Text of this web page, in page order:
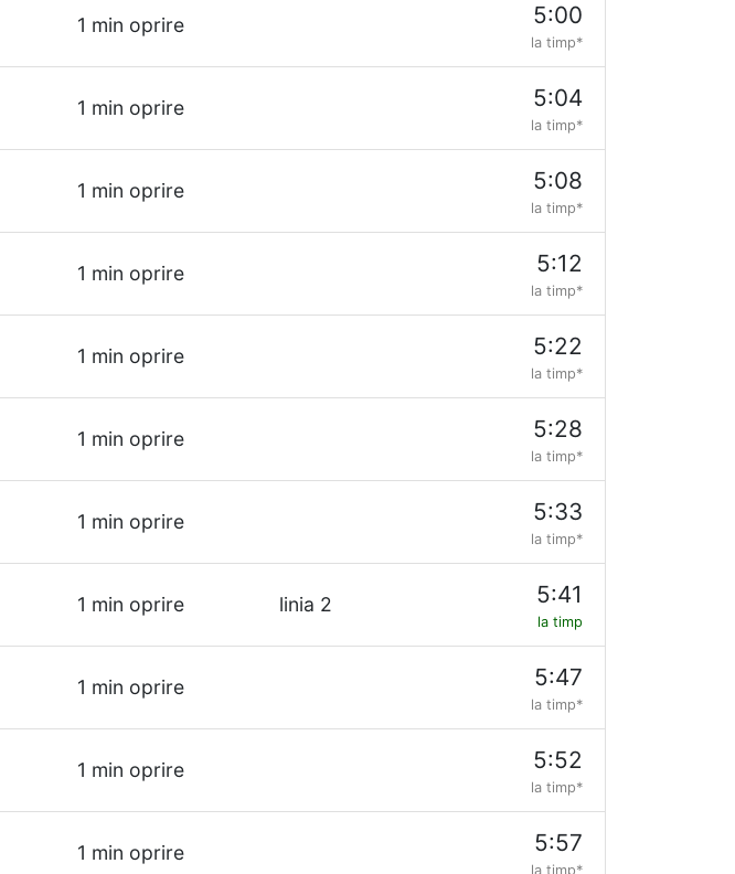
1 min oprire 5:00
la timp*
1 min oprire 5:04
la timp*
1 min oprire 5:08
la timp*
1 min oprire 5:12
la timp*
1 min oprire 5:22
la timp*
1 min oprire 5:28
la timp*
1 min oprire 5:33
la timp*
1 min oprire linia 2 5:41
la timp
1 min oprire 5:47
la timp*
1 min oprire 5:52
la timp*
1 min oprire 5:57
la timp*